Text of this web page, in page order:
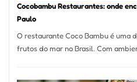
Cocobambu Restaurantes: onde
Paulo
O restaurante Coco Bambu é uma
frutos do mar no Brasil. Com